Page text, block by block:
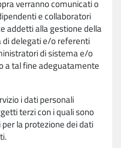
verranno comunicati o
e collaboratori
addetti alla gestione della
di delegati e/o referenti
di sistema e/o
a tal fine adeguatamente
i dati personali
terzi con i quali sono
la protezione dei dati